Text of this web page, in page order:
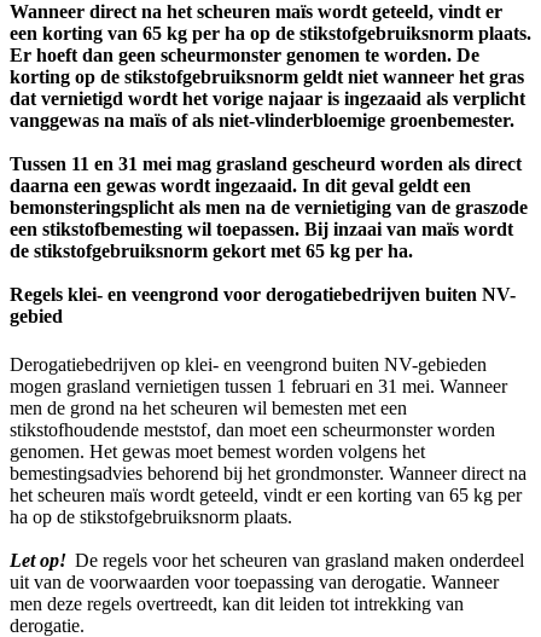
Wanneer direct na het scheuren maïs wordt geteeld, vindt er
een korting van 65 kg per ha op de stikstofgebruiksnorm plaats.
Er hoeft dan geen scheurmonster genomen te worden. De
korting op de stikstofgebruiksnorm geldt niet wanneer het gras
dat vernietigd wordt het vorige najaar is ingezaaid als verplicht
vanggewas na maïs of als niet-vlinderbloemige groenbemester.
Tussen 11 en 31 mei mag grasland gescheurd worden als direct
daarna een gewas wordt ingezaaid. In dit geval geldt een
bemonsteringsplicht als men na de vernietiging van de graszode
een stikstofbemesting wil toepassen. Bij inzaai van maïs wordt
de stikstofgebruiksnorm gekort met 65 kg per ha.
Regels klei- en veengrond voor derogatiebedrijven buiten NV-
gebied
Derogatiebedrijven op klei- en veengrond buiten NV-gebieden
mogen grasland vernietigen tussen 1 februari en 31 mei. Wanneer
men de grond na het scheuren wil bemesten met een
stikstofhoudende meststof, dan moet een scheurmonster worden
genomen. Het gewas moet bemest worden volgens het
bemestingsadvies behorend bij het grondmonster. Wanneer direct na
het scheuren maïs wordt geteeld, vindt er een korting van 65 kg per
ha op de stikstofgebruiksnorm plaats.
Let op! De regels voor het scheuren van grasland maken onderdeel
uit van de voorwaarden voor toepassing van derogatie. Wanneer
men deze regels overtreedt, kan dit leiden tot intrekking van
derogatie.